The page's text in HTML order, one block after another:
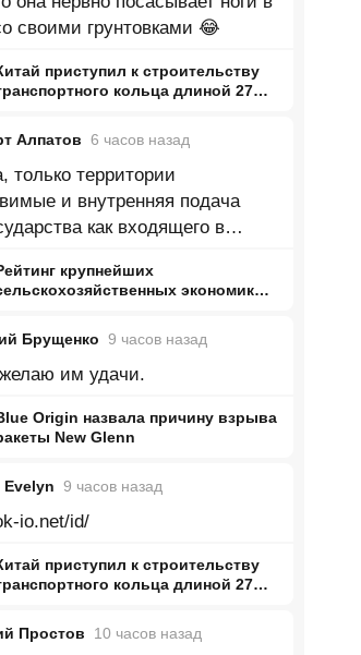
своими грунтовками 😂
приступил к строительству
кольца длиной 27
Алпатов 6 часов назад
только территории
и внутренняя подача
как входящего в
крупнейших
экономик
Брущенко 9 часов назад
им удачи.
Origin назвала причину взрыва
New Glenn
Evelyn 9 часов назад
io.net/id/
приступил к строительству
кольца длиной 27
Простов
10 часов назад